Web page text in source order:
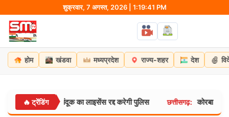
content
शुक्रवार, 7 अगस्त, 2026 | 1:19:42 PM
होम खंडवा मध्यप्रदेश राज्य-शहर देश
🔥 ट्रेंडिंग
बंदूक का लाइसेंस रद्द करेगी पुलिस छत्तीसगढ़: कोरबा के अजगरबहार